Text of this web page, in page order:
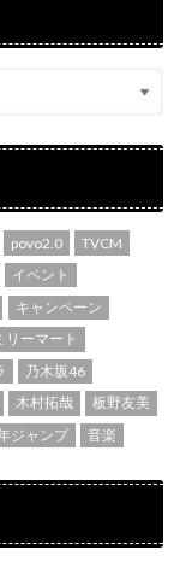
povo2.0
TVCM
イベント
キャンペーン
リーマート
乃木坂46
木村拓哉
板野友美
ジャンプ 音楽